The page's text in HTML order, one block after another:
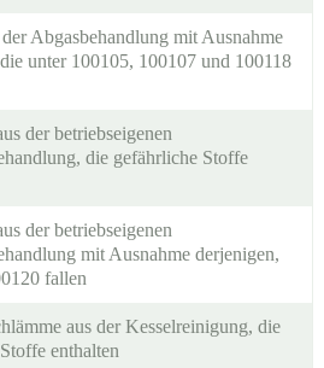
Abgasbehandlung mit Ausnahme
unter 100105, 100107 und 100118
der betriebseigenen
die gefährliche Stoffe
der betriebseigenen
mit Ausnahme derjenigen,
fallen
aus der Kesselreinigung, die
enthalten